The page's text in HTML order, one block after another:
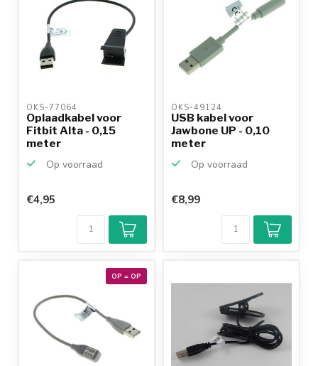
OKS-77064
Oplaadkabel voor
Fitbit Alta - 0,15
meter
Op voorraad
€4,95
OKS-49124
USB kabel voor
Jawbone UP - 0,10
meter
Op voorraad
€8,99
OP = OP